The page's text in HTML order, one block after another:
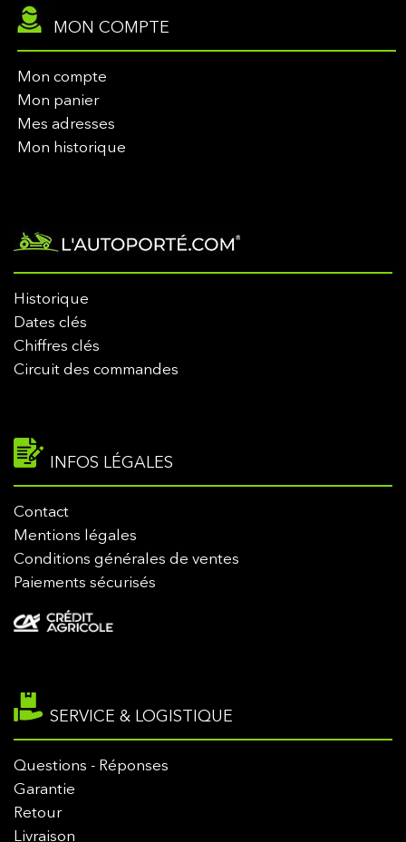
MON COMPTE
Mon compte
Mon panier
Mes adresses
Mon historique
Historique
Dates clés
Chiffres clés
Circuit des commandes
INFOS LÉGALES
Contact
Mentions légales
Conditions générales de ventes
Paiements sécurisés
SERVICE & LOGISTIQUE
Questions - Réponses
Garantie
Retour
Livraison